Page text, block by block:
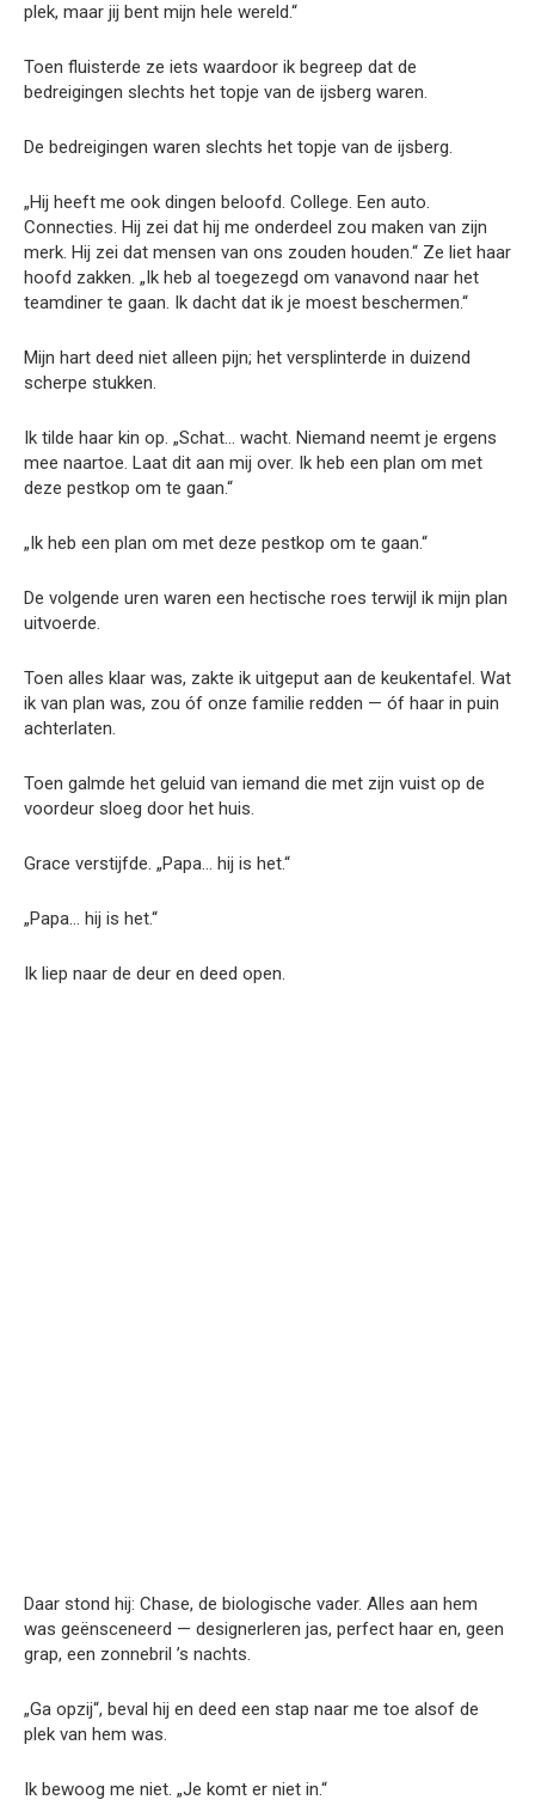
plek, maar jij bent mijn hele wereld.“
Toen fluisterde ze iets waardoor ik begreep dat de
bedreigingen slechts het topje van de ijsberg waren.
De bedreigingen waren slechts het topje van de ijsberg.
„Hij heeft me ook dingen beloofd. College. Een auto.
Connecties. Hij zei dat hij me onderdeel zou maken van zijn
merk. Hij zei dat mensen van ons zouden houden.“ Ze liet haar
hoofd zakken. „Ik heb al toegezegd om vanavond naar het
teamdiner te gaan. Ik dacht dat ik je moest beschermen.“
Mijn hart deed niet alleen pijn; het versplinterde in duizend
scherpe stukken.
Ik tilde haar kin op. „Schat… wacht. Niemand neemt je ergens
mee naartoe. Laat dit aan mij over. Ik heb een plan om met
deze pestkop om te gaan.“
„Ik heb een plan om met deze pestkop om te gaan.“
De volgende uren waren een hectische roes terwijl ik mijn plan
uitvoerde.
Toen alles klaar was, zakte ik uitgeput aan de keukentafel. Wat
ik van plan was, zou óf onze familie redden — óf haar in puin
achterlaten.
Toen galmde het geluid van iemand die met zijn vuist op de
voordeur sloeg door het huis.
Grace verstijfde. „Papa… hij is het.“
„Papa… hij is het.“
Ik liep naar de deur en deed open.
Daar stond hij: Chase, de biologische vader. Alles aan hem
was geënsceneerd — designerleren jas, perfect haar en, geen
grap, een zonnebril ’s nachts.
„Ga opzij“, beval hij en deed een stap naar me toe alsof de
plek van hem was.
Ik bewoog me niet. „Je komt er niet in.“